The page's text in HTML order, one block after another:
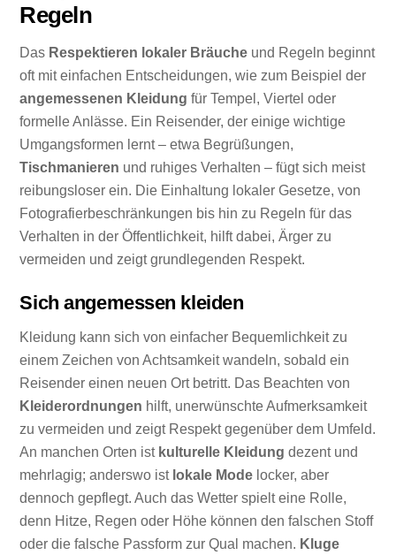
Regeln
Das Respektieren lokaler Bräuche und Regeln beginnt
oft mit einfachen Entscheidungen, wie zum Beispiel der
angemessenen Kleidung für Tempel, Viertel oder
formelle Anlässe. Ein Reisender, der einige wichtige
Umgangsformen lernt – etwa Begrüßungen,
Tischmanieren und ruhiges Verhalten – fügt sich meist
reibungsloser ein. Die Einhaltung lokaler Gesetze, von
Fotografierbeschränkungen bis hin zu Regeln für das
Verhalten in der Öffentlichkeit, hilft dabei, Ärger zu
vermeiden und zeigt grundlegenden Respekt.
Sich angemessen kleiden
Kleidung kann sich von einfacher Bequemlichkeit zu
einem Zeichen von Achtsamkeit wandeln, sobald ein
Reisender einen neuen Ort betritt. Das Beachten von
Kleiderordnungen hilft, unerwünschte Aufmerksamkeit
zu vermeiden und zeigt Respekt gegenüber dem Umfeld.
An manchen Orten ist kulturelle Kleidung dezent und
mehrlagig; anderswo ist lokale Mode locker, aber
dennoch gepflegt. Auch das Wetter spielt eine Rolle,
denn Hitze, Regen oder Höhe können den falschen Stoff
oder die falsche Passform zur Qual machen. Kluge